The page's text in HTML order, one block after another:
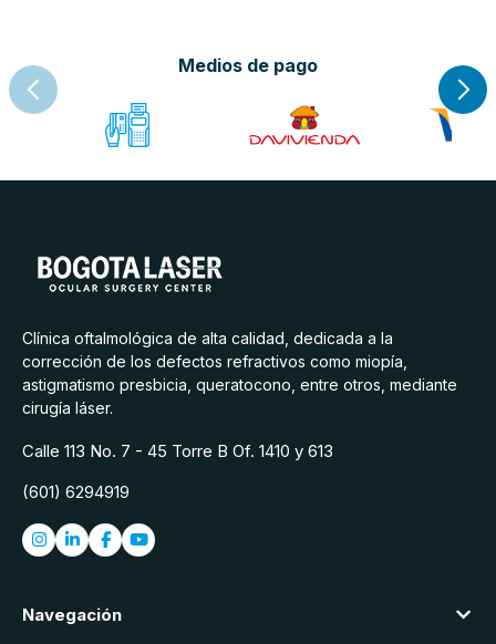
Medios de pago
Clínica oftalmológica de alta calidad, dedicada a la
corrección de los defectos refractivos como miopía,
astigmatismo presbicia, queratocono, entre otros, mediante
cirugía láser.
Calle 113 No. 7 - 45 Torre B Of. 1410 y 613
(601) 6294919
Navegación